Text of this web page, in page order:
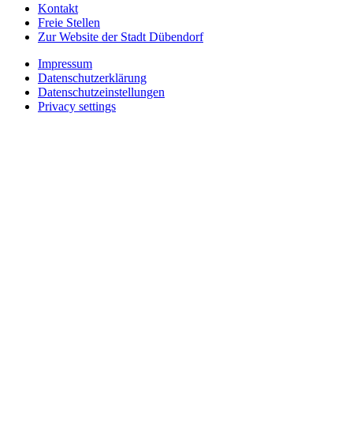
Kontakt
Freie Stellen
Zur Website der Stadt Dübendorf
Impressum
Datenschutzerklärung
Datenschutzeinstellungen
Privacy settings